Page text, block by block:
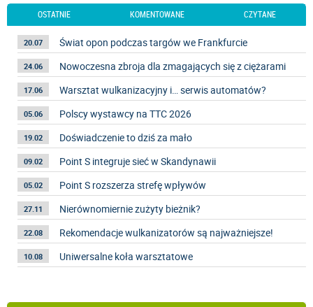
OSTATNIE KOMENTOWANE CZYTANE
20.07 Świat opon podczas targów we Frankfurcie
24.06 Nowoczesna zbroja dla zmagających się z ciężarami
17.06 Warsztat wulkanizacyjny i… serwis automatów?
05.06 Polscy wystawcy na TTC 2026
19.02 Doświadczenie to dziś za mało
09.02 Point S integruje sieć w Skandynawii
05.02 Point S rozszerza strefę wpływów
27.11 Nierównomiernie zużyty bieżnik?
22.08 Rekomendacje wulkanizatorów są najważniejsze!
10.08 Uniwersalne koła warsztatowe